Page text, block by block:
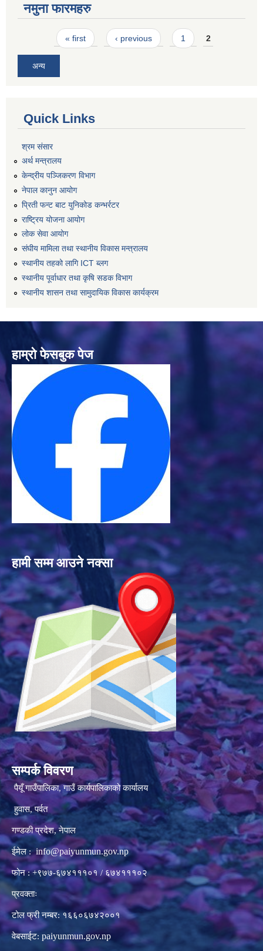
नमुना फारमहरु
Pages« first ‹ previous 1 2
अन्य
Quick Links
श्रम संसार
अर्थ मन्त्रालय
केन्द्रीय पञ्जिकरण विभाग
नेपाल कानुन आयोग
प्रिती फन्ट बाट युनिकोड कन्भर्रटर
राष्ट्रिय योजना आयोग
लोक सेवा आयोग
संघीय मामिला तथा स्थानीय विकास मन्त्रालय
स्थानीय तहको लागि ICT ब्लग
स्थानीय पूर्वाधार तथा कृषि सडक विभाग
स्थानीय शासन तथा सामुदायिक विकास कार्यक्रम
हाम्रो फेसबुक पेज
हामी सम्म आउने नक्सा
सम्पर्क विवरण
पैयूँ गाउँपालिका, गाउँ कार्यपालिकाको कार्यालय
हुवास, पर्वत
गण्डकी प्रदेश, नेपाल
ईमेल : info@paiyunmun.gov.np
फोन : +९७७-६७४१११०१ / ६७४१११०२
प्रवक्ताः
टोल फ्री नम्बर: १६६०६७४२००१
वेबसाईट: paiyunmun.gov.np